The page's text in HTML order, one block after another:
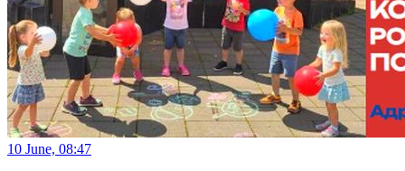
10 June, 08:47